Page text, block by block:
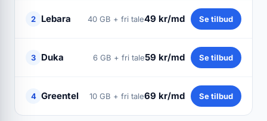
2 Lebara 40 GB + fri tale49 kr/md Se tilbud
3 Duka 6 GB + fri tale59 kr/md Se tilbud
4 Greentel 10 GB + fri tale69 kr/md Se tilbud